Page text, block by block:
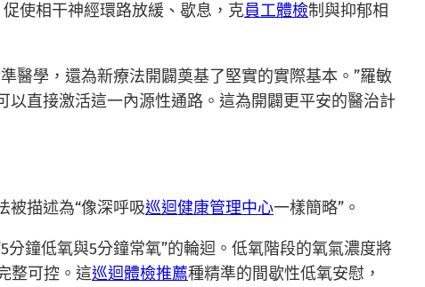
使相干神經環路放緩、歇息，克員工體檢制與抑郁相
醫學，還為新療法開闢奠基了堅實的實際基本。”羅敏
以直接激活這一內源性通路。這為開闢更平安的醫治計
被描述為“像深呼吸巡迴健康管理中心一樣簡略”。
鐘低氧與5分鐘常氧”的輪迴。低氧階段的氧氣濃度將
整可控。這巡迴體檢推薦種精準的間歇性低氧安慰，